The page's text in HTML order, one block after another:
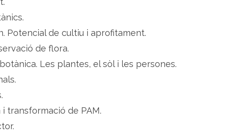
Potencial de cultiu i aprofitament.
de flora.
Les plantes, el sòl i les persones.
transformació de PAM.